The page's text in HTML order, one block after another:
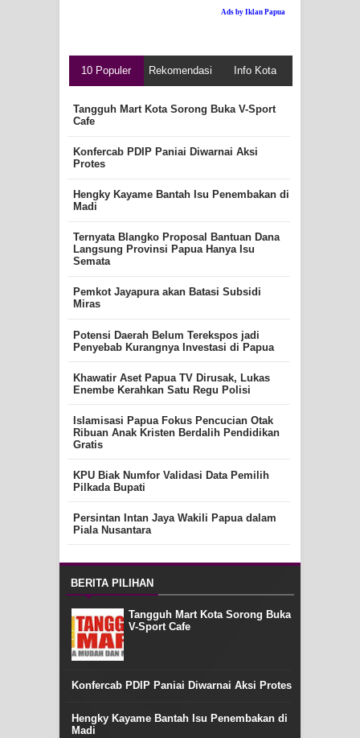
Ads by Iklan Papua
10 Populer Rekomendasi Info Kota
Tangguh Mart Kota Sorong Buka V-Sport
Cafe
Konfercab PDIP Paniai Diwarnai Aksi
Protes
Hengky Kayame Bantah Isu Penembakan di
Madi
Ternyata Blangko Proposal Bantuan Dana
Langsung Provinsi Papua Hanya Isu
Semata
Pemkot Jayapura akan Batasi Subsidi
Miras
Potensi Daerah Belum Terekspos jadi
Penyebab Kurangnya Investasi di Papua
Khawatir Aset Papua TV Dirusak, Lukas
Enembe Kerahkan Satu Regu Polisi
Islamisasi Papua Fokus Pencucian Otak
Ribuan Anak Kristen Berdalih Pendidikan
Gratis
KPU Biak Numfor Validasi Data Pemilih
Pilkada Bupati
Persintan Intan Jaya Wakili Papua dalam
Piala Nusantara
BERITA PILIHAN
Tangguh Mart Kota Sorong Buka
V-Sport Cafe
Konfercab PDIP Paniai Diwarnai Aksi Protes
Hengky Kayame Bantah Isu Penembakan di
Madi